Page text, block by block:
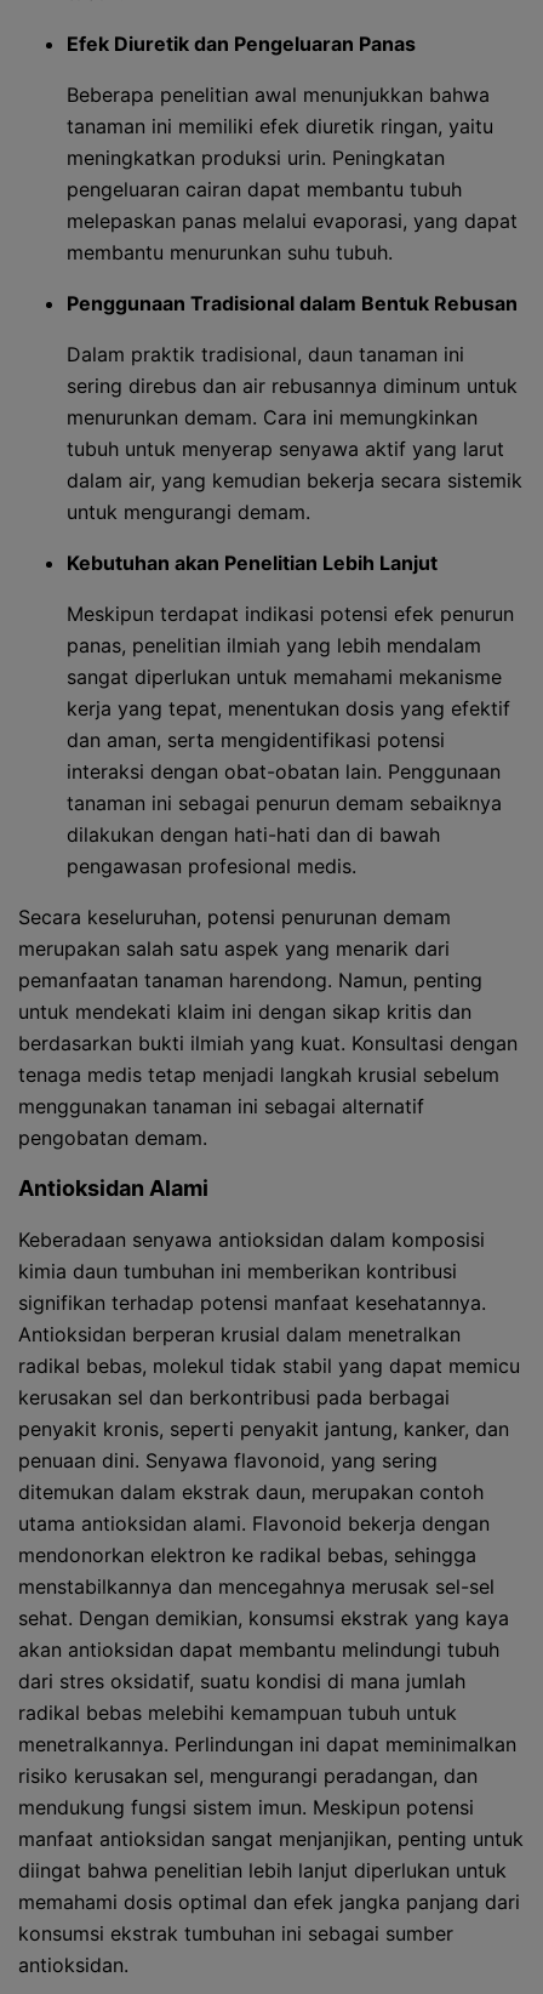
Efek Diuretik dan Pengeluaran Panas
Beberapa penelitian awal menunjukkan bahwa
tanaman ini memiliki efek diuretik ringan, yaitu
meningkatkan produksi urin. Peningkatan
pengeluaran cairan dapat membantu tubuh
melepaskan panas melalui evaporasi, yang dapat
membantu menurunkan suhu tubuh.
Penggunaan Tradisional dalam Bentuk Rebusan
Dalam praktik tradisional, daun tanaman ini
sering direbus dan air rebusannya diminum untuk
menurunkan demam. Cara ini memungkinkan
tubuh untuk menyerap senyawa aktif yang larut
dalam air, yang kemudian bekerja secara sistemik
untuk mengurangi demam.
Kebutuhan akan Penelitian Lebih Lanjut
Meskipun terdapat indikasi potensi efek penurun
panas, penelitian ilmiah yang lebih mendalam
sangat diperlukan untuk memahami mekanisme
kerja yang tepat, menentukan dosis yang efektif
dan aman, serta mengidentifikasi potensi
interaksi dengan obat-obatan lain. Penggunaan
tanaman ini sebagai penurun demam sebaiknya
dilakukan dengan hati-hati dan di bawah
pengawasan profesional medis.
Secara keseluruhan, potensi penurunan demam
merupakan salah satu aspek yang menarik dari
pemanfaatan tanaman harendong. Namun, penting
untuk mendekati klaim ini dengan sikap kritis dan
berdasarkan bukti ilmiah yang kuat. Konsultasi dengan
tenaga medis tetap menjadi langkah krusial sebelum
menggunakan tanaman ini sebagai alternatif
pengobatan demam.
Antioksidan Alami
Keberadaan senyawa antioksidan dalam komposisi
kimia daun tumbuhan ini memberikan kontribusi
signifikan terhadap potensi manfaat kesehatannya.
Antioksidan berperan krusial dalam menetralkan
radikal bebas, molekul tidak stabil yang dapat memicu
kerusakan sel dan berkontribusi pada berbagai
penyakit kronis, seperti penyakit jantung, kanker, dan
penuaan dini. Senyawa flavonoid, yang sering
ditemukan dalam ekstrak daun, merupakan contoh
utama antioksidan alami. Flavonoid bekerja dengan
mendonorkan elektron ke radikal bebas, sehingga
menstabilkannya dan mencegahnya merusak sel-sel
sehat. Dengan demikian, konsumsi ekstrak yang kaya
akan antioksidan dapat membantu melindungi tubuh
dari stres oksidatif, suatu kondisi di mana jumlah
radikal bebas melebihi kemampuan tubuh untuk
menetralkannya. Perlindungan ini dapat meminimalkan
risiko kerusakan sel, mengurangi peradangan, dan
mendukung fungsi sistem imun. Meskipun potensi
manfaat antioksidan sangat menjanjikan, penting untuk
diingat bahwa penelitian lebih lanjut diperlukan untuk
memahami dosis optimal dan efek jangka panjang dari
konsumsi ekstrak tumbuhan ini sebagai sumber
antioksidan.